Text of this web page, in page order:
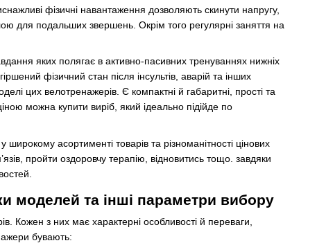
фізичні навантаження дозволяють скинути напругу,
для подальших звершень. Окрім того регулярні заняття на
яких полягає в активно-пасивних тренуваннях нижніх
фізичний стан після інсультів, аварій та інших
цих велотренажерів. Є компактні й габаритні, прості та
можна купити виріб, який ідеально підійде по
асортименті товарів та різноманітності цінових
пройти оздоровчу терапію, відновитись тощо. завдяки
моделей та інші параметри вибору
з них має характерні особливості й переваги,
бувають: